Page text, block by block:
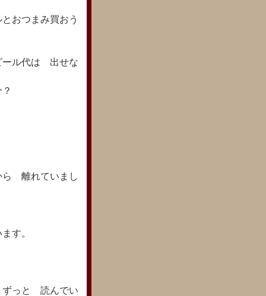
おつまみ買おう
ル代は 出せな
離れていまし
す。
っと 読んでい